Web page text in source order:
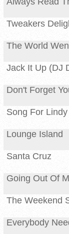
Tweakers
The World
Jack It Up (DJ
Don't Forget
Song For Lindy
Lounge Island
Santa Cruz
Going Out Of
The Weekend
Everybody